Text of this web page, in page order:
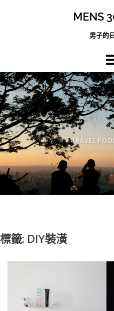
MENS
男子的
TRAVEL
標籤: DIY裝潢